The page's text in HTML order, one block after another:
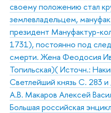
своему положению стал
землевладельцем,
президент Мануфактур-
1731), постоянно под
смерти. Жена Феодосия
Топильская)( Источн.:
Светлейший князь С. 283 и
А.В. Макаров Алексей
Большая российская